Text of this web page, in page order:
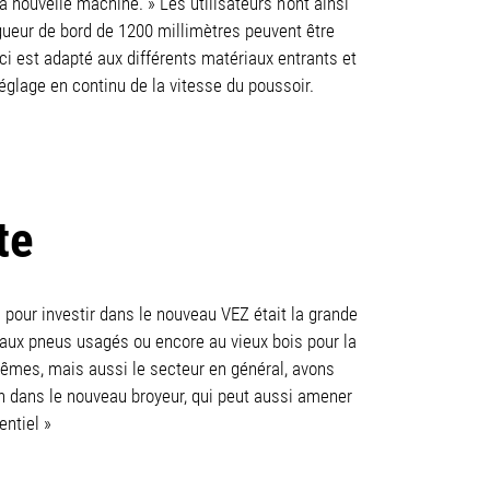
de bord de 1200 millimètres peuvent être
est adapté aux différents matériaux entrants et
en continu de la vitesse du poussoir.
investir dans le nouveau VEZ était la grande
pneus usagés ou encore au vieux bois pour la
mais aussi le secteur en général, avons
le nouveau broyeur, qui peut aussi amener
»